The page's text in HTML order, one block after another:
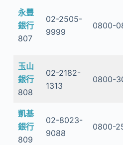
永豐
銀行
807
02-2505-
9999
0800-
玉山
銀行
808
02-2182-
1313
0800-
凱基
銀行
809
02-8023-
9088
0800-